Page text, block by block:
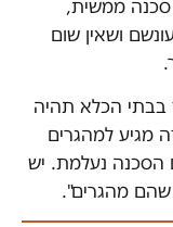
סכנה ממשית,
ושאין שום
הכלא תהיה
מגיע למהגרים
הסכנה נעלמת. יש
שהם מהגרים".